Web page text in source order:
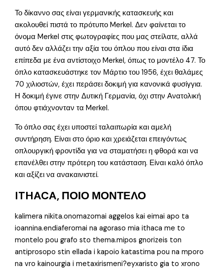
Το δίκαννο σας είναι γερμανικής κατασκευής και
ακολουθεί πιστά το πρότυπο Merkel. Δεν φαίνεται το
όνομα Merkel στις φωτογραφίες που μας στείλατε, αλλά
αυτό δεν αλλάζει την αξία του όπλου που είναι στα ίδια
επίπεδα με ένα αντίστοιχο Merkel, όπως το μοντέλο 47. Το
όπλο κατασκευάστηκε τον Μάρτιο του 1956, έχει θαλάμες
70 χιλιοστών, έχει περάσει δοκιμή για κανονικά φυσίγγια.
Η δοκιμή έγινε στην Δυτική Γερμανία, όχι στην Ανατολική
όπου φτιάχνονταν τα Merkel.
Το όπλο σας έχει υποστεί ταλαιπωρία και αμελή
συντήρηση. Είναι στο όριο και χρειάζεται επειγόντως
οπλουργική φροντίδα για να σταματήσει η φθορά και να
επανέλθει στην πρότερη του κατάσταση. Είναι καλό όπλο
και αξίζει να ανακαινιστεί.
ITHACA, ΠΟΙΟ ΜΟΝΤΕΛΟ
kalimera nikita.onomazomai aggelos kai eimai apo ta
ioannina.endiaferomai na agoraso mia ithaca me to
montelo pou grafo sto thema.mipos gnorizeis ton
antiprosopo stin ellada i kapoio katastima pou na mporo
na vro kainourgia i metaxirismeni?eyxaristo gia to xrono